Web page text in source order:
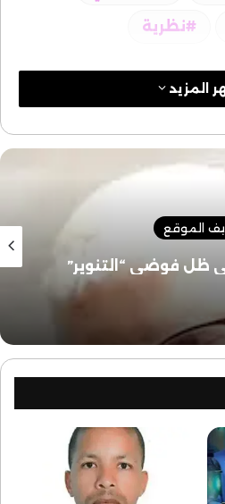
نظرية
المزيد
الموقع
ظل فوضى “التنوير”